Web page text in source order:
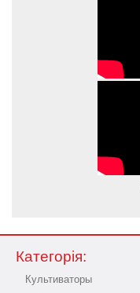
Категорія:
Культиваторы